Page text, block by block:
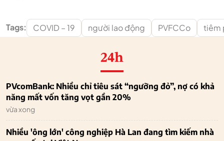
Tags: COVID – 19 người lao động PVFCCo tiêm
24h
PVcomBank: Nhiều chỉ tiêu sát “ngưỡng đỏ”, nợ có khả
năng mất vốn tăng vọt gần 20%
vừa xong
Nhiều 'ông lớn' công nghiệp Hà Lan đang tìm kiếm nhà